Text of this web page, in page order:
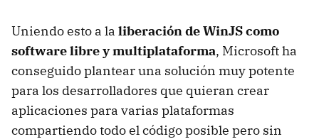
Uniendo esto a la liberación de WinJS como
software libre y multiplataforma, Microsoft ha
conseguido plantear una solución muy potente
para los desarrolladores que quieran crear
aplicaciones para varias plataformas
compartiendo todo el código posible pero sin